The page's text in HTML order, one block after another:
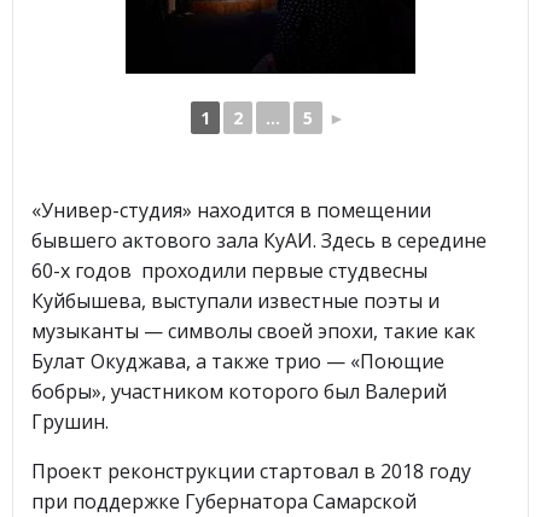
1 2 ... 5 ►
«Универ-студия» находится в помещении
бывшего актового зала КуАИ. Здесь в середине
60-х годов проходили первые студвесны
Куйбышева, выступали известные поэты и
музыканты — символы своей эпохи, такие как
Булат Окуджава, а также трио — «Поющие
бобры», участником которого был Валерий
Грушин.
Проект реконструкции стартовал в 2018 году
при поддержке Губернатора Самарской